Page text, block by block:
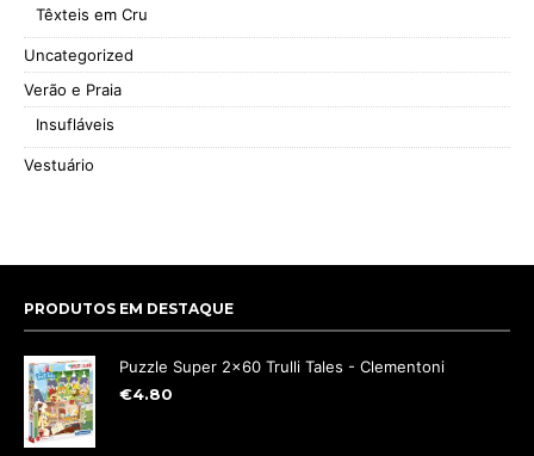
Têxteis em Cru
Uncategorized
Verão e Praia
Insufláveis
Vestuário
PRODUTOS EM DESTAQUE
Puzzle Super 2x60 Trulli Tales - Clementoni
€4.80